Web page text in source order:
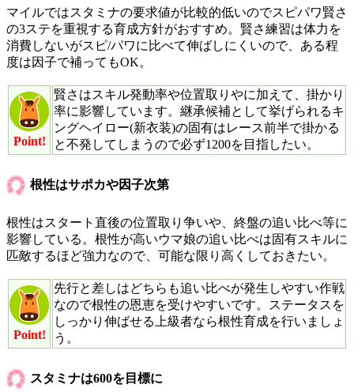
マイルではスタミナの要求値が比較的低いのでスピパワ賢さ
の3ステを重視する育成方針がおすすめ。賢さ練習は体力を
消費しないがスピ/パワに比べて伸ばしにくいので、ある程
度は因子で補ってもOK。
Point!
賢さはスキル発動率や位置取りやに加えて、掛かり
率に影響しています。継承候補として挙げられるキ
ングヘイロー(新衣装)の固有はレース前半で掛かる
と不発してしまうので必ず1200を目指したい。
根性はサポカや因子次第
根性はスタート直後の位置取り争いや、終盤の追い比べ等に
影響している。根性が高いウマ娘の追い比べは固有スキルに
匹敵するほど強力なので、可能な限り高くしておきたい。
Point!
先行と差しはどちらも追い比べが発生しやすい作戦
なので根性の恩恵を受けやすいです。ステータスを
しっかり伸ばせる上級者なら根性育成を行いましょ
う。
スタミナは600を目標に